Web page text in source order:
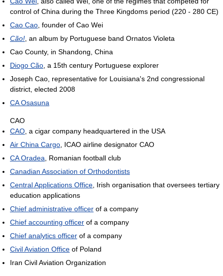
control of China during the Three Kingdoms period (220 - 280 CE)
Cao Cao , founder of Cao Wei
Cão! , an album by Portuguese band Ornatos Violeta
Cao County, in Shandong, China
Diogo Cão , a 15th century Portuguese explorer
Joseph Cao, representative for Louisiana's 2nd congressional
district, elected 2008
CA Osasuna
CAO
CAO , a cigar company headquartered in the USA
Air China Cargo , ICAO airline designator CAO
CA Oradea , Romanian football club
Canadian Association of Orthodontists
Central Applications Office , Irish organisation that oversees tertiary
education applications
Chief administrative officer of a company
Chief accounting officer of a company
Chief analytics officer of a company
Civil Aviation Office of Poland
Iran Civil Aviation Organization